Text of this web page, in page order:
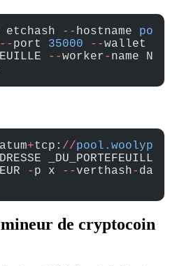
etchash -- hostname po
port 35000 --wallet
--worker- name N
+tcp: //pool.woolyp
_DU_PORTEFEUILL
- p x --verthash- da
de cryptocoin